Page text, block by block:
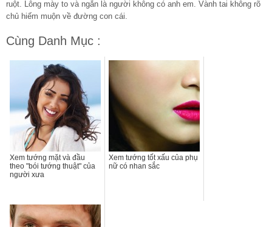
ruột. Lông mày to và ngắn là người không có anh em. Vành tai không rõ
chủ hiếm muộn về đường con cái.
Cùng Danh Mục :
Xem tướng mặt và đầu
theo "bói tướng thuật" của
người xưa
Xem tướng tốt xấu của phụ
nữ có nhan sắc